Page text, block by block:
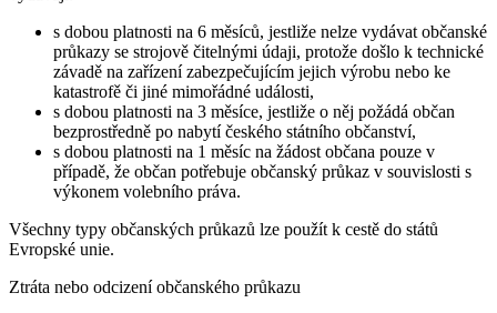
s dobou platnosti na 6 měsíců, jestliže nelze vydávat občanské
průkazy se strojově čitelnými údaji, protože došlo k technické
závadě na zařízení zabezpečujícím jejich výrobu nebo ke
katastrofě či jiné mimořádné události,
s dobou platnosti na 3 měsíce, jestliže o něj požádá občan
bezprostředně po nabytí českého státního občanství,
s dobou platnosti na 1 měsíc na žádost občana pouze v
případě, že občan potřebuje občanský průkaz v souvislosti s
výkonem volebního práva.
Všechny typy občanských průkazů lze použít k cestě do států
Evropské unie.
Ztráta nebo odcizení občanského průkazu